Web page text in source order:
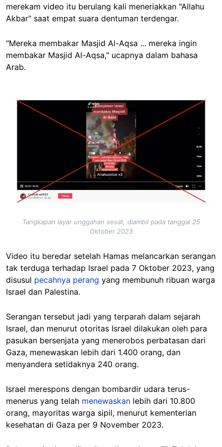
merekam video itu berulang kali meneriakkan "Allahu
Akbar" saat empat suara dentuman terdengar.
"Mereka membakar Masjid Al-Aqsa ... mereka ingin
membakar Masjid Al-Aqsa," ucapnya dalam bahasa
Arab.
Image
Tangkapan layar unggahan sesat, diambil pada tanggal 25
Oktober 2023
Video itu beredar setelah Hamas melancarkan serangan
tak terduga terhadap Israel pada 7 Oktober 2023, yang
disusul pecahnya perang yang membunuh ribuan warga
Israel dan Palestina.
Serangan tersebut jadi yang terparah dalam sejarah
Israel, dan menurut otoritas Israel dilakukan oleh para
pasukan bersenjata yang menerobos perbatasan dari
Gaza, menewaskan lebih dari 1.400 orang, dan
menyandera setidaknya 240 orang.
Israel merespons dengan bombardir udara terus-
menerus yang telah menewaskan lebih dari 10.800
orang, mayoritas warga sipil, menurut kementerian
kesehatan di Gaza per 9 November 2023.